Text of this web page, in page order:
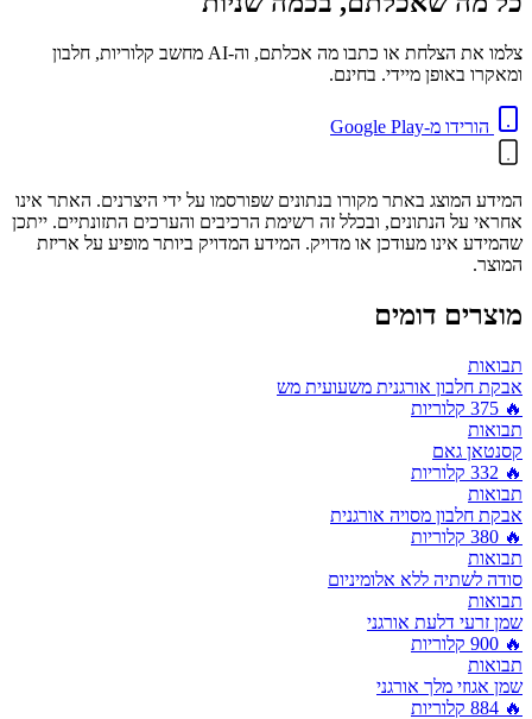
צלמו את הצלחת או כתבו מה אכלתם, וה-AI מחשב קלוריות, חלבון
ומאקרו באופן מיידי. בחינם.
הורידו מ-Google Play
המידע המוצג באתר מקורו בנתונים שפורסמו על ידי היצרנים. האתר אינו
אחראי על הנתונים, ובכלל זה רשימת הרכיבים והערכים התזונתיים. ייתכן
שהמידע אינו מעודכן או מדויק. המידע המדויק ביותר מופיע על אריזת
המוצר.
מוצרים דומים
תבואות
אבקת חלבון אורגנית משעועית מש
🔥
375 קלוריות
תבואות
קסנטאן גאם
🔥
332 קלוריות
תבואות
אבקת חלבון מסויה אורגנית
🔥
380 קלוריות
תבואות
סודה לשתיה ללא אלומיניום
תבואות
שמן זרעי דלעת אורגני
🔥
900 קלוריות
תבואות
שמן אגוזי מלך אורגני
🔥
884 קלוריות